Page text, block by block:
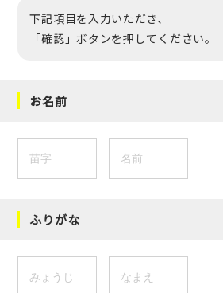
下記項目を入力いただき、
「確認」ボタンを押してください。
お名前
ふりがな